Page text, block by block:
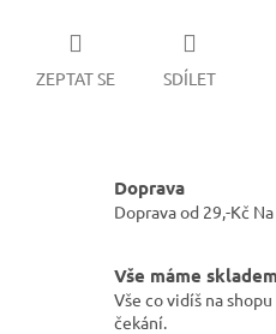
ZEPTAT SE SDÍLET
Doprava
Doprava od 29,-Kč
Vše máme skladem
Vše co vidíš na
čekání.